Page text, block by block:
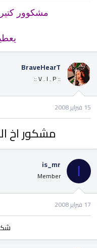
مشكوور
BraveHearT
:: V . I . P ::
15 فبراير 2008
مشكور اخ
I
is_mr
Member
17 فبراير 2008